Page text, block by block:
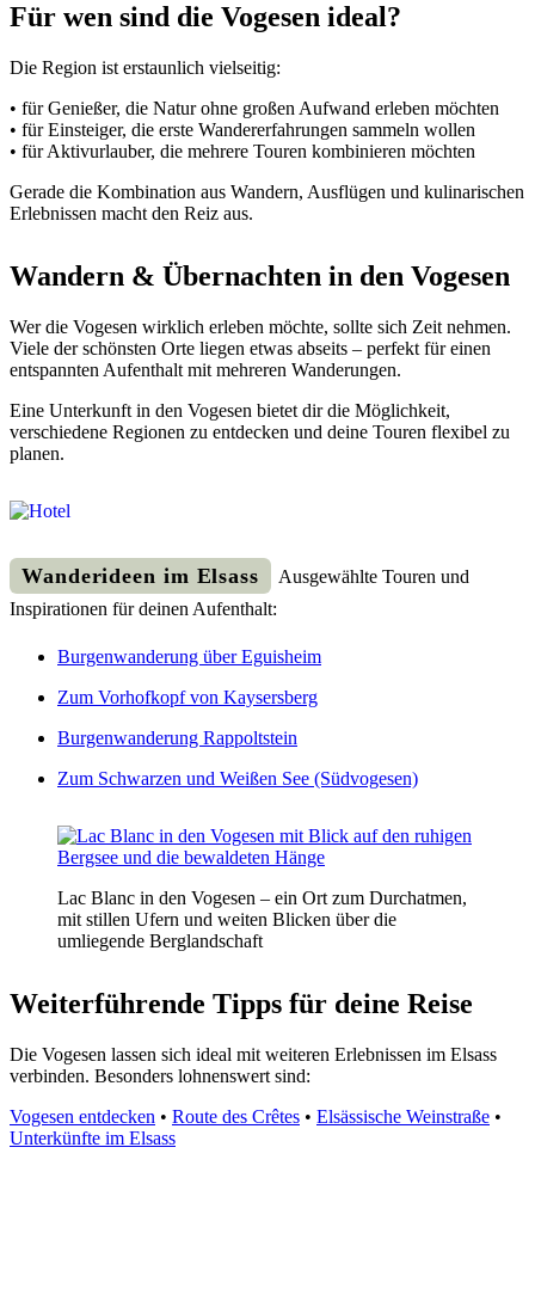
Für wen sind die Vogesen ideal?
Die Region ist erstaunlich vielseitig:
• für Genießer, die Natur ohne großen Aufwand erleben möchten
• für Einsteiger, die erste Wandererfahrungen sammeln wollen
• für Aktivurlauber, die mehrere Touren kombinieren möchten
Gerade die Kombination aus Wandern, Ausflügen und kulinarischen
Erlebnissen macht den Reiz aus.
Wandern & Übernachten in den Vogesen
Wer die Vogesen wirklich erleben möchte, sollte sich Zeit nehmen.
Viele der schönsten Orte liegen etwas abseits – perfekt für einen
entspannten Aufenthalt mit mehreren Wanderungen.
Eine Unterkunft in den Vogesen bietet dir die Möglichkeit,
verschiedene Regionen zu entdecken und deine Touren flexibel zu
planen.
Wanderideen im Elsass
Ausgewählte Touren und
Inspirationen für deinen Aufenthalt:
Burgenwanderung über Eguisheim
Zum Vorhofkopf von Kaysersberg
Burgenwanderung Rappoltstein
Zum Schwarzen und Weißen See (Südvogesen)
Lac Blanc in den Vogesen – ein Ort zum Durchatmen,
mit stillen Ufern und weiten Blicken über die
umliegende Berglandschaft
Weiterführende Tipps für deine Reise
Die Vogesen lassen sich ideal mit weiteren Erlebnissen im Elsass
verbinden. Besonders lohnenswert sind:
Vogesen entdecken • Route des Crêtes • Elsässische Weinstraße •
Unterkünfte im Elsass